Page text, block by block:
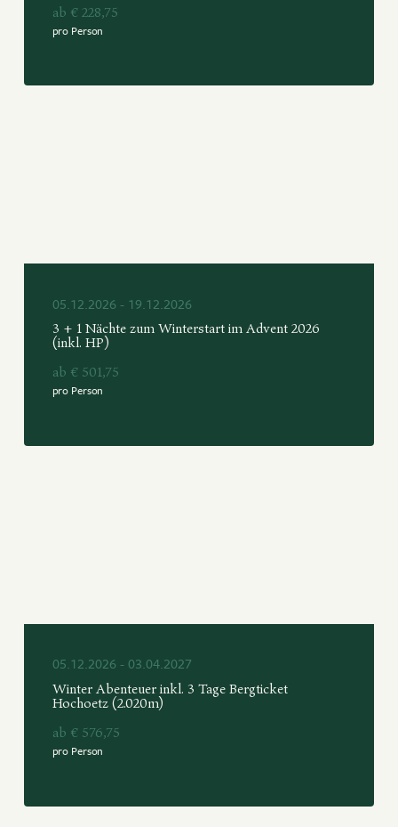
ab € 228,75
pro Person
05.12.2026 - 19.12.2026
3 + 1 Nächte zum Winterstart im Advent 2026
(inkl. HP)
ab € 501,75
pro Person
05.12.2026 - 03.04.2027
Winter Abenteuer inkl. 3 Tage Bergticket
Hochoetz (2.020m)
ab € 576,75
pro Person